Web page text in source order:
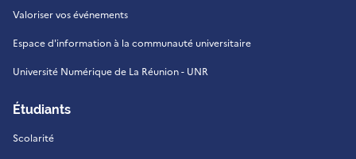
Valoriser vos événements
Espace d'information à la communauté universitaire
Université Numérique de La Réunion - UNR
Étudiants
Scolarité